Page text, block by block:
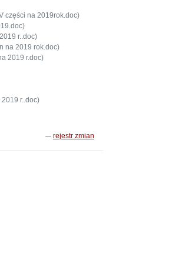
części na 2019rok.doc)
r..doc)
na 2019 rok.doc)
2019 r.doc)
r..doc)
rejestr zmian